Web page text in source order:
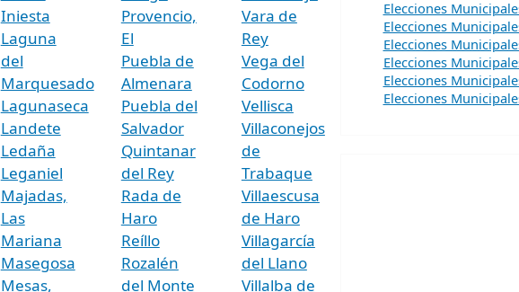
Iniesta
Laguna
del
Marquesado
Lagunaseca
Landete
Ledaña
Leganiel
Majadas,
Las
Mariana
Masegosa
Mesas,
Provencio,
El
Puebla de
Almenara
Puebla del
Salvador
Quintanar
del Rey
Rada de
Haro
Reíllo
Rozalén
del Monte
Vara de
Rey
Vega del
Codorno
Vellisca
Villaconejos
de
Trabaque
Villaescusa
de Haro
Villagarcía
del Llano
Villalba de
Elecciones
Elecciones
Elecciones
Elecciones
Elecciones
Elecciones